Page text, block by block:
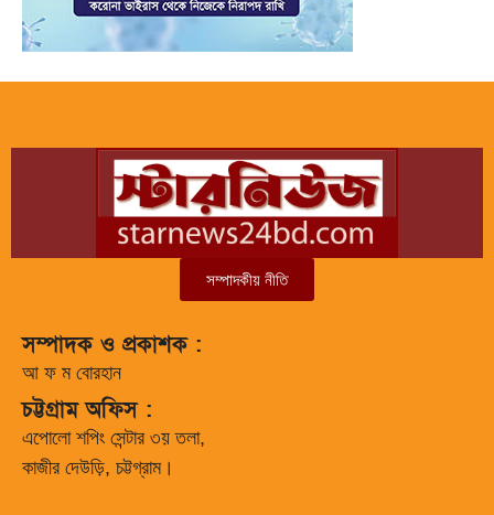
সম্পাদকীয় নীতি
সম্পাদক ও প্রকাশক :
আ ফ ম বোরহান
চট্টগ্রাম অফিস :
এপোলো শপিং সেন্টার ৩য় তলা,
কাজীর দেউড়ি, চট্টগ্রাম।